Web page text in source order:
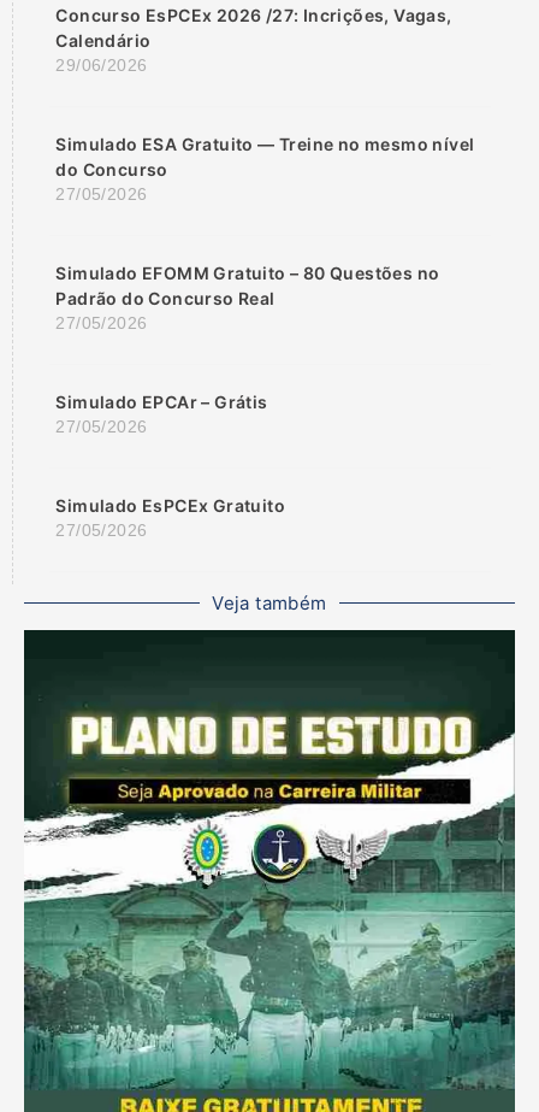
Concurso EsPCEx 2026 /27: Incrições, Vagas,
Calendário
29/06/2026
Simulado ESA Gratuito — Treine no mesmo nível
do Concurso
27/05/2026
Simulado EFOMM Gratuito – 80 Questões no
Padrão do Concurso Real
27/05/2026
Simulado EPCAr – Grátis
27/05/2026
Simulado EsPCEx Gratuito
27/05/2026
Veja também